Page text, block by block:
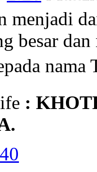
menjadi
besar
nama
: